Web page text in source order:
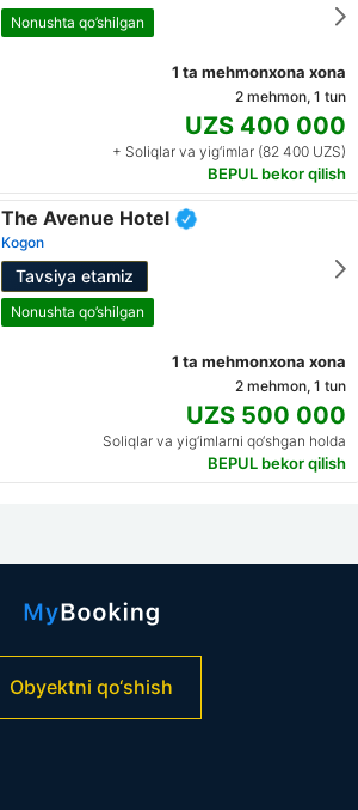
Nonushta qo’shilgan
1 ta mehmonxona xona
2 mehmon, 1 tun
UZS 400 000
+ Soliqlar va yig‘imlar (82 400 UZS)
BEPUL bekor qilish
The Avenue Hotel
Kogon
Tavsiya etamiz
Nonushta qo’shilgan
1 ta mehmonxona xona
2 mehmon, 1 tun
UZS 500 000
Soliqlar va yig‘imlarni qo‘shgan holda
BEPUL bekor qilish
Obyektni qo‘shish